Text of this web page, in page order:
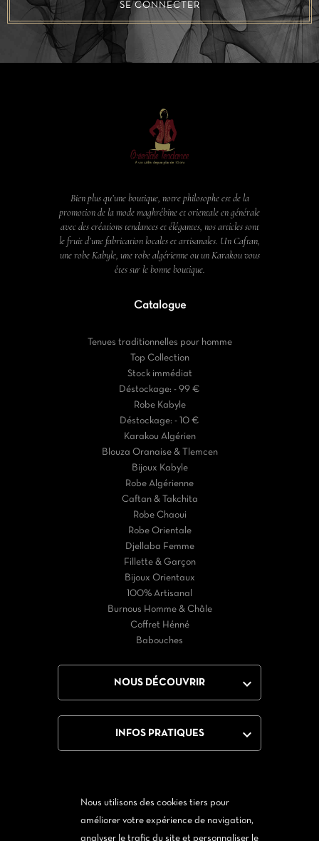
Nous utilisons des cookies tiers pour
améliorer votre expérience de navigation,
analyser le trafic du site et personnaliser le
SE CONNECTER
Bien plus qu’une boutique, notre philosophe est de la
promotion de la mode maghrébine et orientale en générale
avec des créations tendances et élégantes, nos articles sont
le fruit d’une fabrication locales et artisanales. Un Caftan,
une robe Kabyle, une robe algérienne ou un Karakou vous
êtes sur le bonne boutique.
Catalogue
Tenues traditionnelles pour homme
Top Collection
Stock immédiat
Déstockage: - 99 €
Robe Kabyle
Déstockage: - 10 €
Karakou Algérien
Blouza Oranaise & Tlemcen
Bijoux Kabyle
Robe Algérienne
Caftan & Takchita
Robe Chaoui
Robe Orientale
Djellaba Femme
Fillette & Garçon
Bijoux Orientaux
100% Artisanal
Burnous Homme & Châle
Coffret Hénné
Babouches
NOUS DÉCOUVRIR 
INFOS PRATIQUES 
Instagram